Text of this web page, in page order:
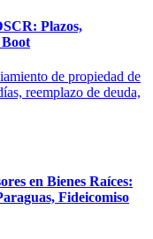
Plazos,
Boot
de propiedad de
reemplazo de deuda,
en Bienes Raíces:
Fideicomiso